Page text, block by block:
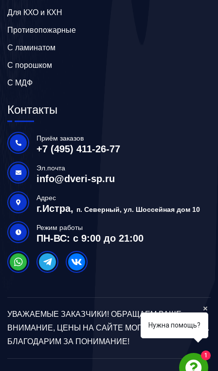
Для КХО и КХН
Противопожарные
С ламинатом
С порошком
С МДФ
Контакты
Приём заказов
+7 (495) 411-26-77
Эл.почта
info@dveri-sp.ru
Адрес
г.Истра, п. Северный, ул. Шоссейная дом 10
Режим работы
ПН-ВС: с 9:00 до 21:00
УВАЖАЕМЫЕ ЗАКАЗЧИКИ! ОБРАЩАЕМ ВАШЕ
ВНИМАНИЕ, ЦЕНЫ НА САЙТЕ МОГУТ ОТЛИЧАТЬСЯ.
БЛАГОДАРИМ ЗА ПОНИМАНИЕ!
Нужна помощь?
1